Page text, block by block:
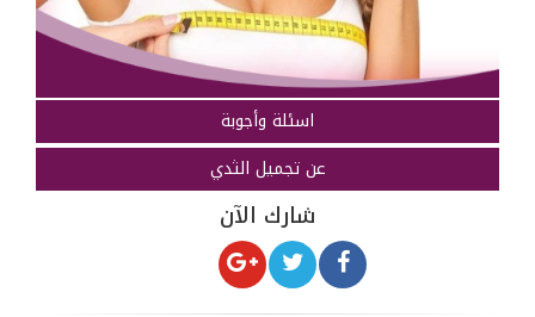
اسئلة وأجوبة
عن تجميل الثدي
شارك الآن